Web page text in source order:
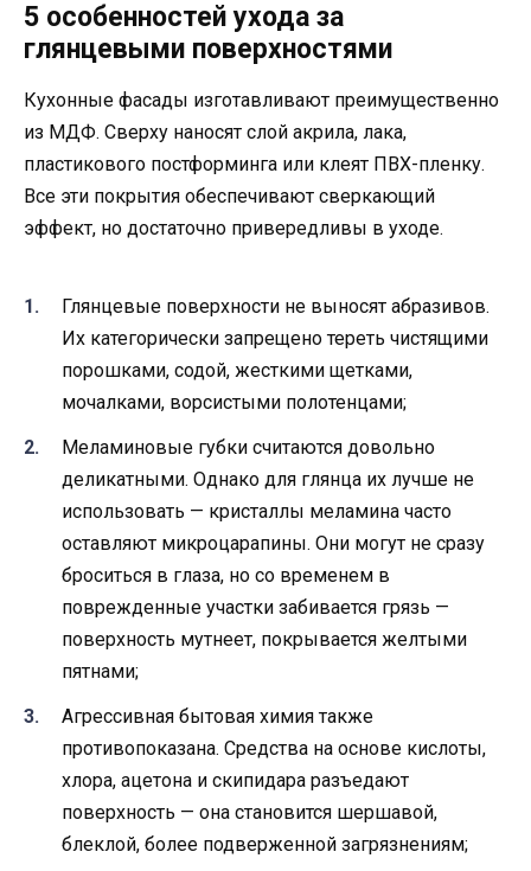
5 особенностей ухода за
глянцевыми поверхностями
Кухонные фасады изготавливают преимущественно
из МДФ. Сверху наносят слой акрила, лака,
пластикового постформинга или клеят ПВХ-пленку.
Все эти покрытия обеспечивают сверкающий
эффект, но достаточно привередливы в уходе.
Глянцевые поверхности не выносят абразивов.
Их категорически запрещено тереть чистящими
порошками, содой, жесткими щетками,
мочалками, ворсистыми полотенцами;
Меламиновые губки считаются довольно
деликатными. Однако для глянца их лучше не
использовать — кристаллы меламина часто
оставляют микроцарапины. Они могут не сразу
броситься в глаза, но со временем в
поврежденные участки забивается грязь —
поверхность мутнеет, покрывается желтыми
пятнами;
Агрессивная бытовая химия также
противопоказана. Средства на основе кислоты,
хлора, ацетона и скипидара разъедают
поверхность — она становится шершавой,
блеклой, более подверженной загрязнениям;